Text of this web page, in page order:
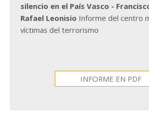
silencio en el País Vasco -
Rafael Leonisio Informe del centro
víctimas del terrorismo
INFORME EN PDF